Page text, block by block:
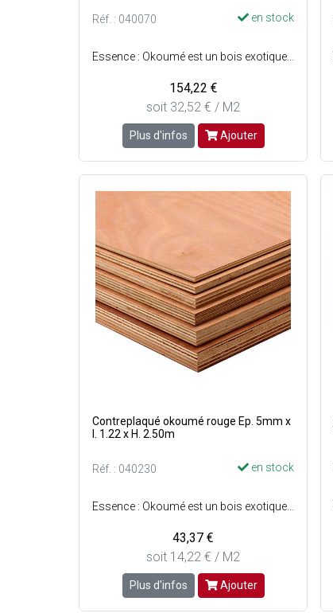
Réf. : 040070 en stock
154,22 €
soit 32,52 € / M2
Plus d'infos Ajouter
Contreplaqué okoumé rouge Ep. 5mm x
l. 1.22 x H. 2.50m
Réf. : 040230 en stock
43,37 €
soit 14,22 € / M2
Plus d'infos Ajouter